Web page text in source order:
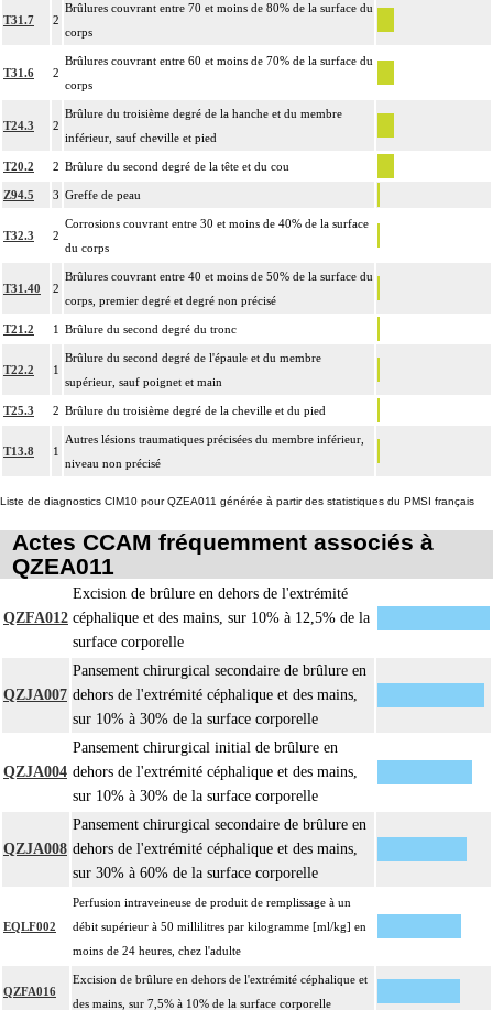
T31.7 2
Brûlures couvrant entre 70 et moins de 80% de la surface du
corps
T31.6 2
Brûlures couvrant entre 60 et moins de 70% de la surface du
corps
T24.3 2
Brûlure du troisième degré de la hanche et du membre
inférieur, sauf cheville et pied
T20.2 2 Brûlure du second degré de la tête et du cou
Z94.5 3 Greffe de peau
T32.3 2
Corrosions couvrant entre 30 et moins de 40% de la surface
du corps
T31.40 2
Brûlures couvrant entre 40 et moins de 50% de la surface du
corps, premier degré et degré non précisé
T21.2 1 Brûlure du second degré du tronc
T22.2 1
Brûlure du second degré de l'épaule et du membre
supérieur, sauf poignet et main
T25.3 2 Brûlure du troisième degré de la cheville et du pied
T13.8 1
Autres lésions traumatiques précisées du membre inférieur,
niveau non précisé
Liste de diagnostics CIM10 pour QZEA011 générée à partir des statistiques du PMSI français
Actes CCAM fréquemment associés à
QZEA011
QZFA012
Excision de brûlure en dehors de l'extrémité
céphalique et des mains, sur 10% à 12,5% de la
surface corporelle
QZJA007
Pansement chirurgical secondaire de brûlure en
dehors de l'extrémité céphalique et des mains,
sur 10% à 30% de la surface corporelle
QZJA004
Pansement chirurgical initial de brûlure en
dehors de l'extrémité céphalique et des mains,
sur 10% à 30% de la surface corporelle
QZJA008
Pansement chirurgical secondaire de brûlure en
dehors de l'extrémité céphalique et des mains,
sur 30% à 60% de la surface corporelle
EQLF002
Perfusion intraveineuse de produit de remplissage à un
débit supérieur à 50 millilitres par kilogramme [ml/kg] en
moins de 24 heures, chez l'adulte
QZFA016
Excision de brûlure en dehors de l'extrémité céphalique et
des mains, sur 7,5% à 10% de la surface corporelle